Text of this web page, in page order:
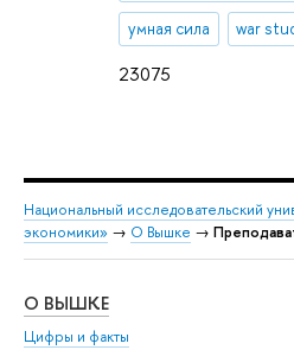
23075
умная сила war
Национальный исследовательский
экономики» → О Вышке →
О ВЫШКЕ
Цифры и факты